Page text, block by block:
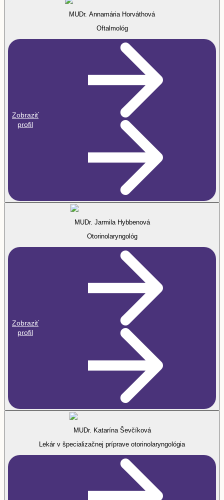
MUDr. Annamária Horváthová
Oftalmológ
Zobraziť
profil
MUDr. Jarmila Hybbenová
Otorinolaryngológ
Zobraziť
profil
MUDr. Katarína Ševčíková
Lekár v špecializačnej príprave otorinolaryngológia